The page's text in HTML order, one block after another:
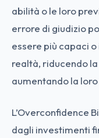
abilità o le loro
errore di giudizio
essere più capaci
realtà, riducendo
aumentando la
L’Overconfidence
dagli investimenti